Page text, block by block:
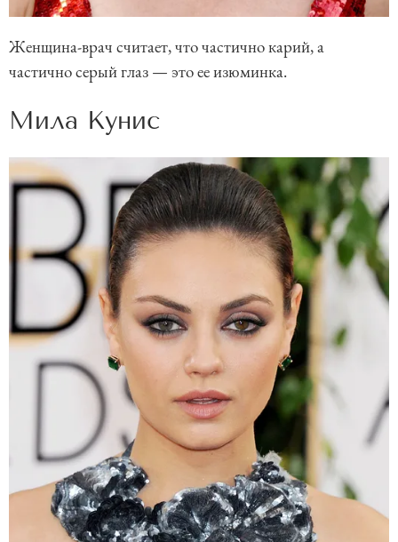
Женщина-врач считает, что частично карий, а
частично серый глаз — это ее изюминка.
Мила Кунис